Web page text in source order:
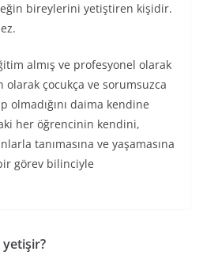
bireylerini yetiştiren kişidir.
almış ve profesyonel olarak
çocukça ve sorumsuzca
olmadığını daima kendine
her öğrencinin kendini,
tanımasına ve yaşamasına
görev bilinciyle
yetişir?